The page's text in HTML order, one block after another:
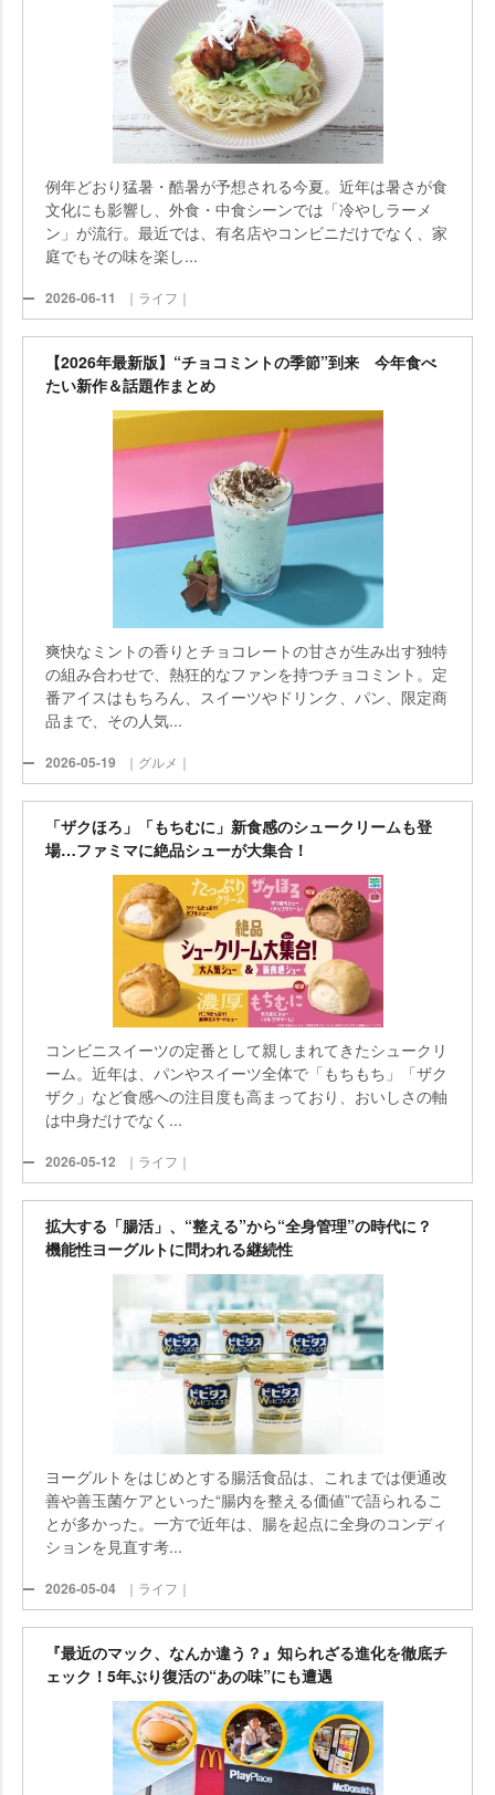
例年どおり猛暑・酷暑が予想される今夏。近年は暑さが食
文化にも影響し、外食・中食シーンでは「冷やしラーメ
ン」が流行。最近では、有名店やコンビニだけでなく、家
庭でもその味を楽し...
2026-06-11 ｜ライフ｜
【2026年最新版】“チョコミントの季節”到来 今年食べ
たい新作＆話題作まとめ
爽快なミントの香りとチョコレートの甘さが生み出す独特
の組み合わせで、熱狂的なファンを持つチョコミント。定
番アイスはもちろん、スイーツやドリンク、パン、限定商
品まで、その人気...
2026-05-19 ｜グルメ｜
「ザクほろ」「もちむに」新食感のシュークリームも登
場…ファミマに絶品シューが大集合！
コンビニスイーツの定番として親しまれてきたシュークリ
ーム。近年は、パンやスイーツ全体で「もちもち」「ザク
ザク」など食感への注目度も高まっており、おいしさの軸
は中身だけでなく...
2026-05-12 ｜ライフ｜
拡大する「腸活」、“整える”から“全身管理”の時代に？
機能性ヨーグルトに問われる継続性
ヨーグルトをはじめとする腸活食品は、これまでは便通改
善や善玉菌ケアといった“腸内を整える価値”で語られるこ
とが多かった。一方で近年は、腸を起点に全身のコンディ
ションを見直す考...
2026-05-04 ｜ライフ｜
『最近のマック、なんか違う？』知られざる進化を徹底チ
ェック！5年ぶり復活の“あの味”にも遭遇